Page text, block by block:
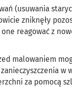
(usuwania
zniknęły
reagować z
malowaniem
w
za pomocą